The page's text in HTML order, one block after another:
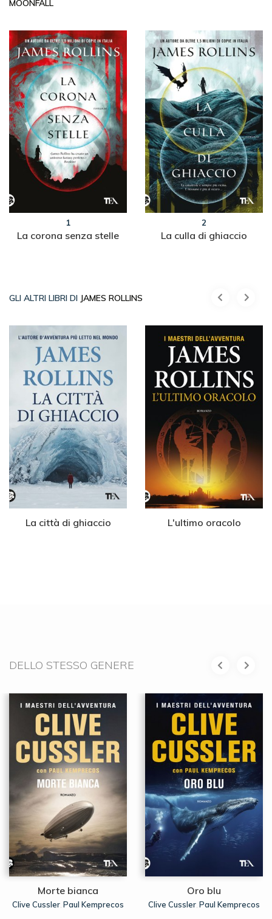
MOONFALL
1
La corona senza stelle
2
La culla di ghiaccio
GLI ALTRI LIBRI DI JAMES ROLLINS
La città di ghiaccio L'ultimo oracolo
DELLO STESSO GENERE
Morte bianca
Clive Cussler, Paul Kemprecos
Oro blu
Clive Cussler, Paul Kemprecos